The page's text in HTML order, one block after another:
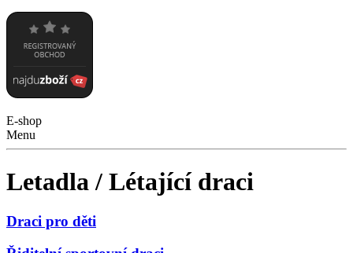
E-shop
Menu
Letadla / Létající draci
Draci pro děti